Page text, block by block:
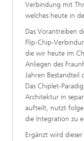
Verbindung mit
welches heute in
Das Vorantreiben
Flip-Chip-
die wir heute im
Anliegen des
Jahren Bestandteil
Das Chiplet-
Architektur in
aufteilt, nutzt
die Integration zu
Ergänzt wird